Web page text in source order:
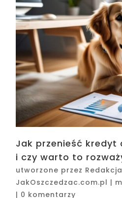
Jak przenieść kredyt
i czy warto to
utworzone przez
JakOszczedzac.com.pl |
| 0 komentarzy